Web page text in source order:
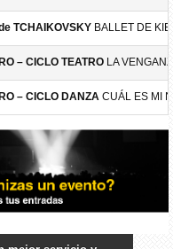
TCHAIKOVSKY BALLET DE
– CICLO TEATRO LA
– CICLO DANZA CUÁL ES MI